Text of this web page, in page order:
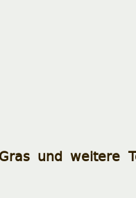
und weitere